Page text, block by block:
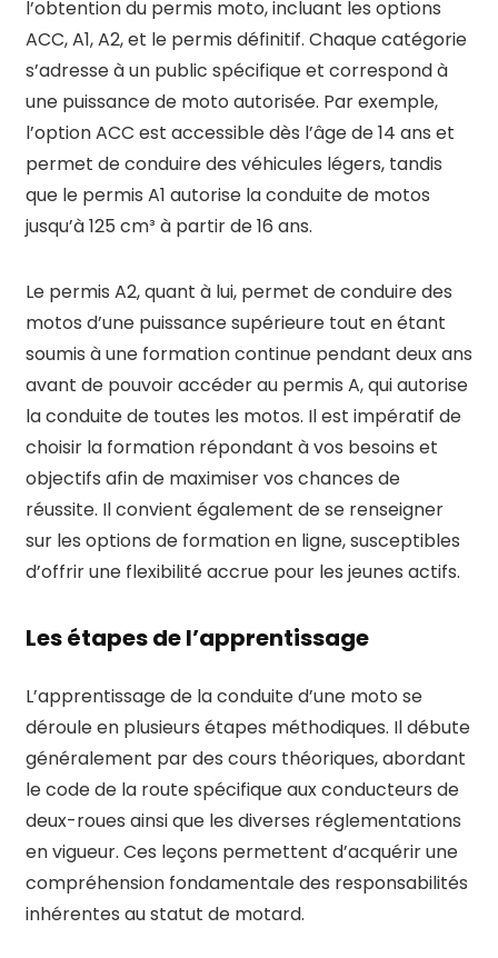
l’obtention du permis moto, incluant les options
ACC, A1, A2, et le permis définitif. Chaque catégorie
s’adresse à un public spécifique et correspond à
une puissance de moto autorisée. Par exemple,
l’option ACC est accessible dès l’âge de 14 ans et
permet de conduire des véhicules légers, tandis
que le permis A1 autorise la conduite de motos
jusqu’à 125 cm³ à partir de 16 ans.
Le permis A2, quant à lui, permet de conduire des
motos d’une puissance supérieure tout en étant
soumis à une formation continue pendant deux ans
avant de pouvoir accéder au permis A, qui autorise
la conduite de toutes les motos. Il est impératif de
choisir la formation répondant à vos besoins et
objectifs afin de maximiser vos chances de
réussite. Il convient également de se renseigner
sur les options de formation en ligne, susceptibles
d’offrir une flexibilité accrue pour les jeunes actifs.
Les étapes de l’apprentissage
L’apprentissage de la conduite d’une moto se
déroule en plusieurs étapes méthodiques. Il débute
généralement par des cours théoriques, abordant
le code de la route spécifique aux conducteurs de
deux-roues ainsi que les diverses réglementations
en vigueur. Ces leçons permettent d’acquérir une
compréhension fondamentale des responsabilités
inhérentes au statut de motard.